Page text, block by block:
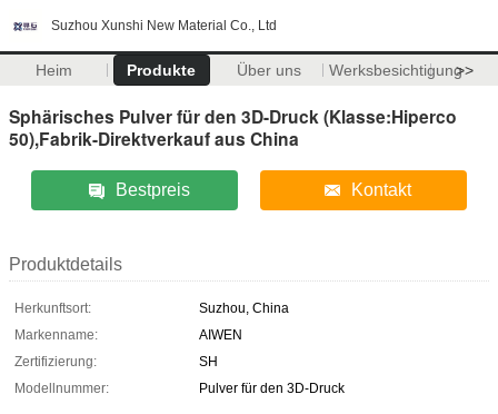
Suzhou Xunshi New Material Co., Ltd
Heim Produkte Über uns Werksbesichtigung>>
Sphärisches Pulver für den 3D-Druck (Klasse:Hiperco
50),Fabrik-Direktverkauf aus China
Bestpreis Kontakt
Produktdetails
Herkunftsort:
Suzhou, China
Markenname:
AIWEN
Zertifizierung:
SH
Modellnummer:
Pulver für den 3D-Druck